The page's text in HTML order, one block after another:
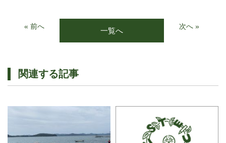
« 前へ 一覧へ 次へ »
関連する記事